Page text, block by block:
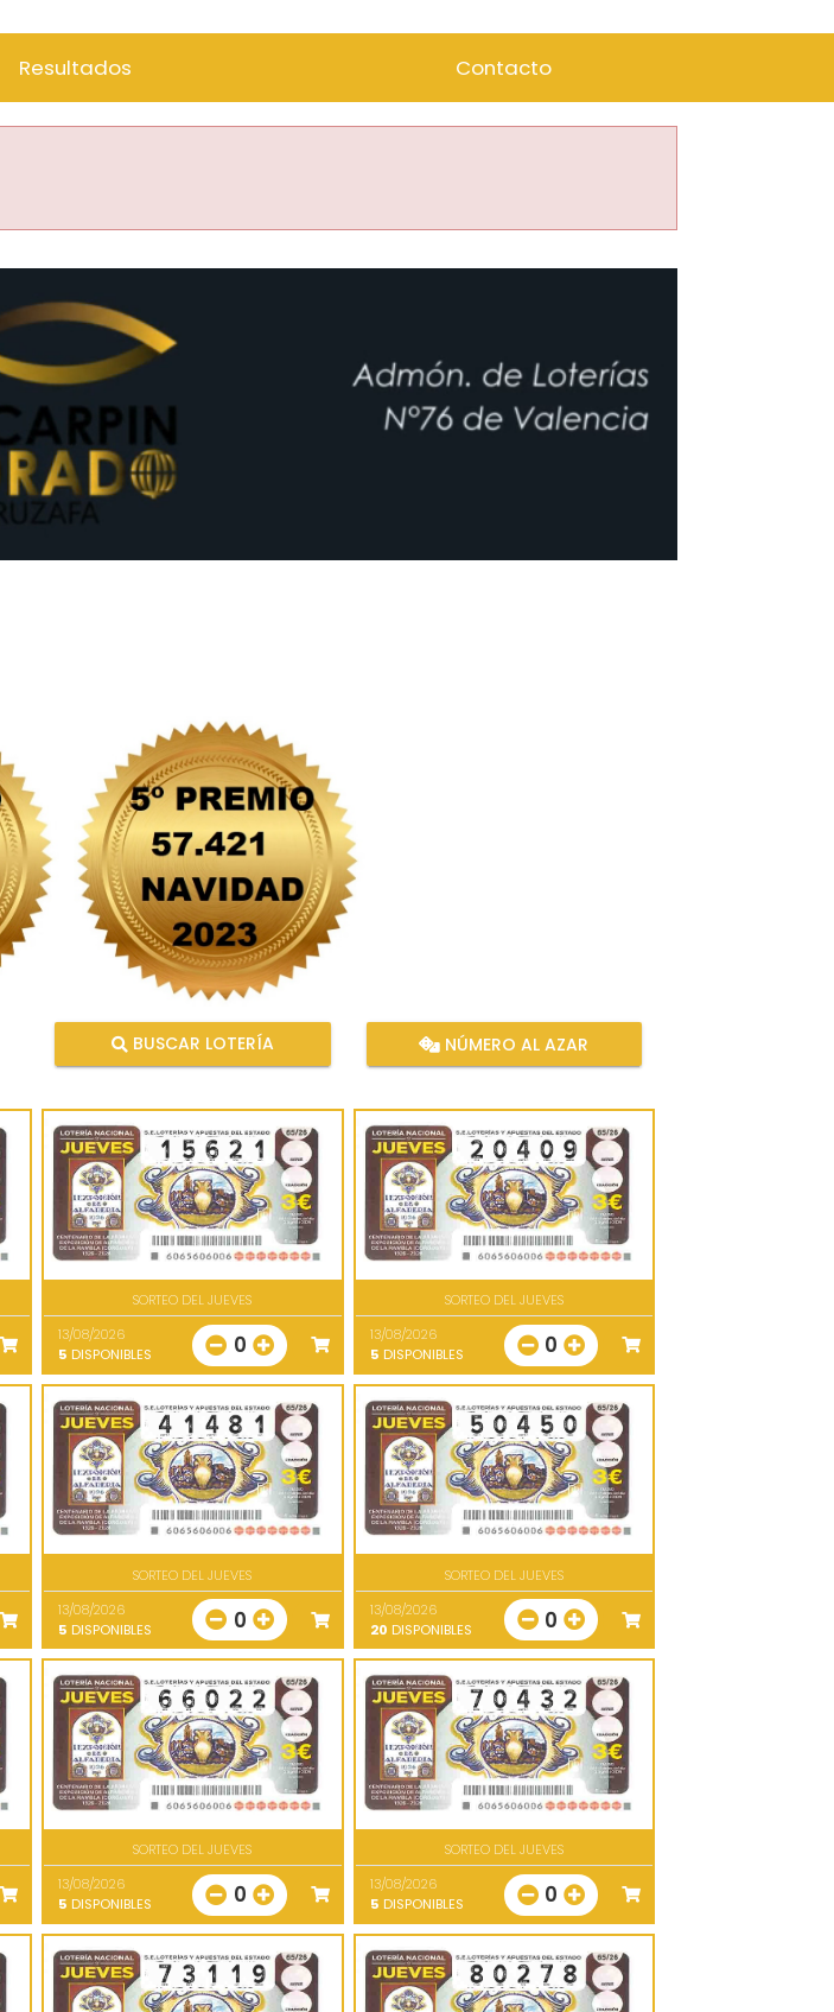
Resultados Contacto
BUSCAR LOTERÍA NÚMERO AL AZAR
SORTEO DEL JUEVES
13/08/2026
5 DISPONIBLES 0
SORTEO DEL JUEVES
13/08/2026
5 DISPONIBLES 0
SORTEO DEL JUEVES
13/08/2026
5 DISPONIBLES 0
SORTEO DEL JUEVES
13/08/2026
20 DISPONIBLES 0
SORTEO DEL JUEVES
13/08/2026
5 DISPONIBLES 0
SORTEO DEL JUEVES
13/08/2026
5 DISPONIBLES 0